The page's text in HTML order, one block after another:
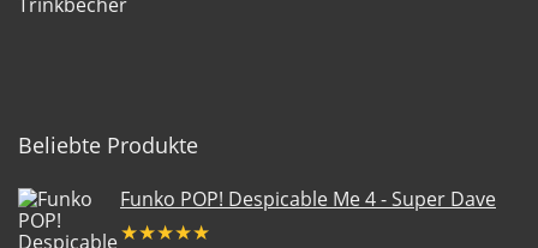
Beliebte Produkte
Funko POP! Despicable Me 4 - Super Dave
★★★★★